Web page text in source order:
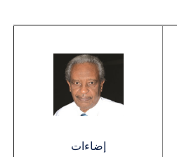
إضاءات